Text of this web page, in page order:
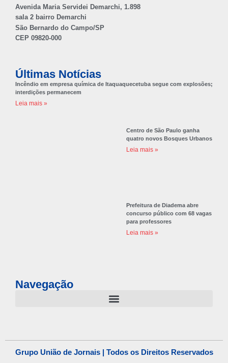
Avenida Maria Servidei Demarchi, 1.898
sala 2 bairro Demarchi
São Bernardo do Campo/SP
CEP 09820-000
Últimas Notícias
Incêndio em empresa química de Itaquaquecetuba segue com explosões;
interdições permanecem
Leia mais »
Centro de São Paulo ganha
quatro novos Bosques Urbanos
Leia mais »
Prefeitura de Diadema abre
concurso público com 68 vagas
para professores
Leia mais »
Navegação
Grupo União de Jornais | Todos os Direitos Reservados